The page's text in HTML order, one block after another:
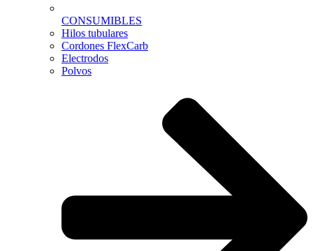
CONSUMIBLES
Hilos tubulares
Cordones FlexCarb
Electrodos
Polvos